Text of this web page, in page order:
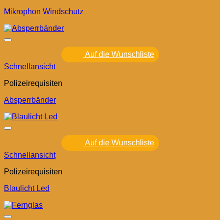
Mikrophon Windschutz
Auf die Wunschliste
Schnellansicht
Polizeirequisiten
Absperrbänder
Auf die Wunschliste
Schnellansicht
Polizeirequisiten
Blaulicht Led